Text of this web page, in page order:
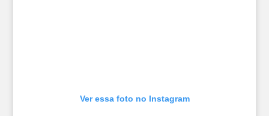
Ver essa foto no Instagram